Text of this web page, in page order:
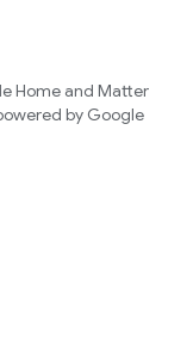
Home and Matter
by Google